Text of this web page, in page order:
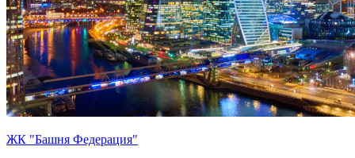
ЖК "Башня Федерация"